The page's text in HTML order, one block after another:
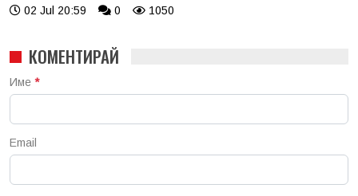
02 Jul 20:59 0 1050
КОМЕНТИРАЙ
Име *
Email